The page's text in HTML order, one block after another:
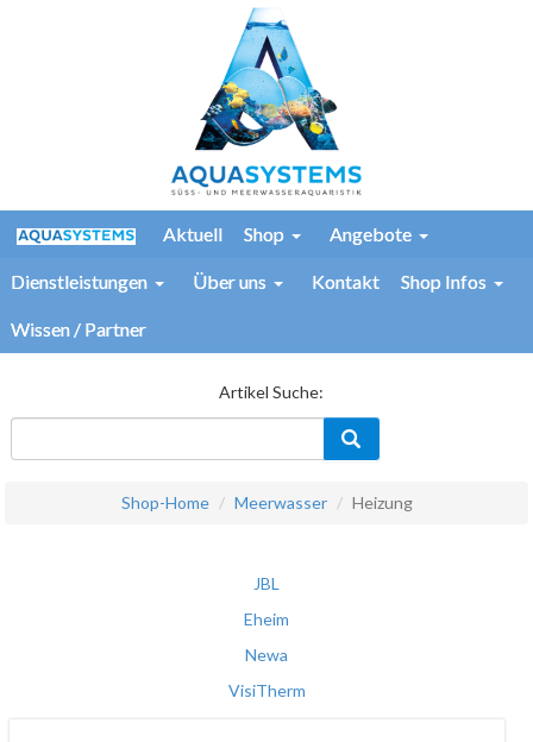
Aktuell Shop Angebote
Dienstleistungen Über uns Kontakt Shop Infos
Wissen / Partner
Artikel Suche:
Shop-Home Meerwasser Heizung
JBL
Eheim
Newa
VisiTherm